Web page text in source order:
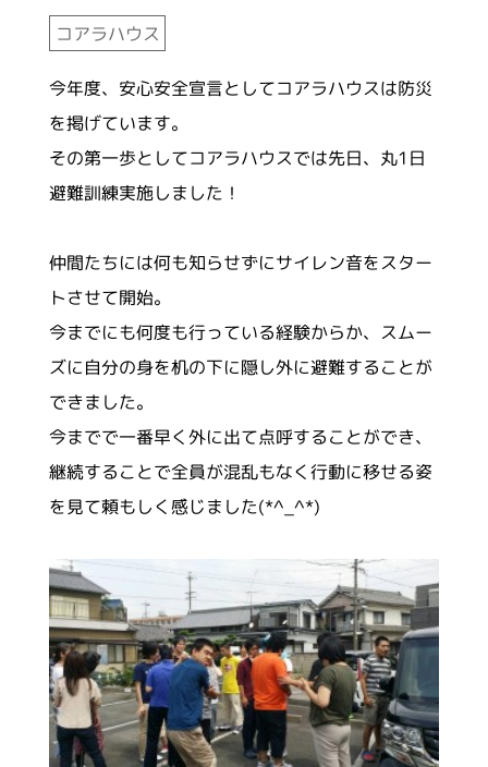
コアラハウス
今年度、安心安全宣言としてコアラハウスは防災
を掲げています。
その第一歩としてコアラハウスでは先日、丸1 日
避難訓練実施しました！
仲間たちには何も知らせずにサイレン音をスター
トさせて開始。
今までにも何度も行っている経験からか、スムー
ズに自分の身を机の下に隠し外に避難することが
できました。
今までで一番早く外に出て点呼することができ、
継続することで全員が混乱もなく行動に移せる姿
を見て頼もしく感じました(*^_^*)